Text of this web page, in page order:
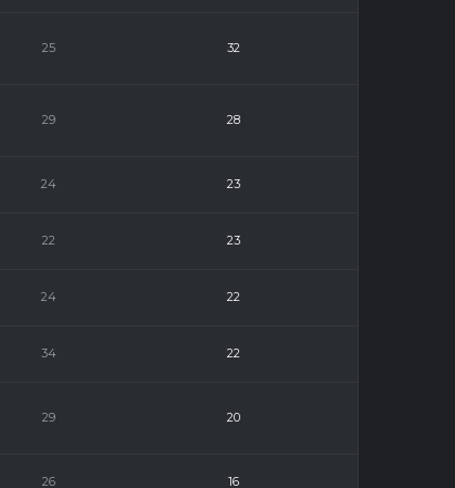
25 32
29 28
24 23
22 23
24 22
34 22
29 20
26 16